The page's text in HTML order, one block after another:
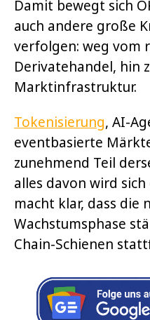
Damit bewegt sich
auch andere große
verfolgen: weg vom
Derivatehandel, hin
Marktinfrastruktur.
Tokenisierung, AI-
eventbasierte
zunehmend Teil
alles davon wird sich
macht klar, dass die
Wachstumsphase
Chain-Schienen